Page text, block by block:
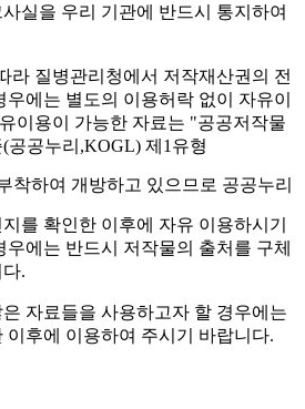
실을 우리 기관에 반드시 통지하여
라 질병관리청에서 저작재산권의 전
에는 별도의 이용허락 없이 자유이
이용이 가능한 자료는 "공공저작물
공공누리,KOGL) 제1유형
착하여 개방하고 있으므로 공공누리
를 확인한 이후에 자유 이용하시기
에는 반드시 저작물의 출처를 구체
.
자료들을 사용하고자 할 경우에는
이후에 이용하여 주시기 바랍니다.